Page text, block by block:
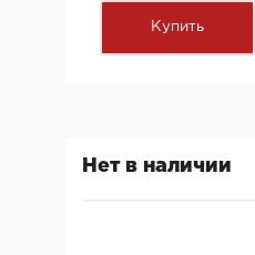
Нет в наличии